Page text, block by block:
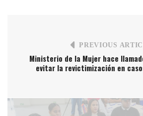
PREVIOUS
Ministerio de la Mujer hace
evitar la revictimización en